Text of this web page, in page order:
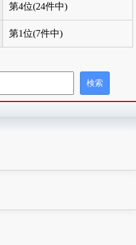
第4位(24件中)
第1位(7件中)